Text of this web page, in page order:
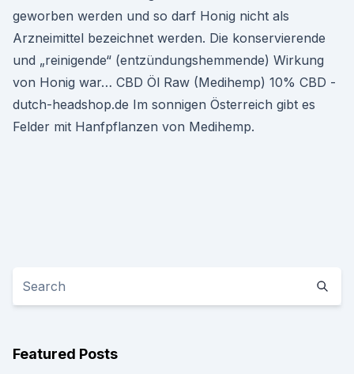
geworben werden und so darf Honig nicht als
Arzneimittel bezeichnet werden. Die konservierende
und „reinigende“ (entzündungshemmende) Wirkung
von Honig war… CBD Öl Raw (Medihemp) 10% CBD -
dutch-headshop.de Im sonnigen Österreich gibt es
Felder mit Hanfpflanzen von Medihemp.
Featured Posts